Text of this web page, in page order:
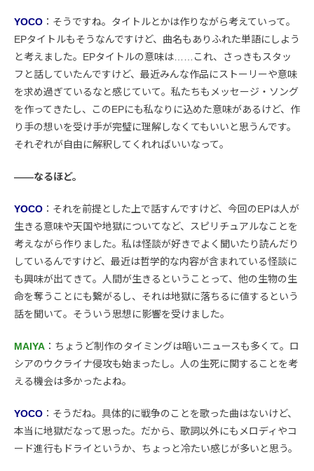
YOCO ：そうですね。タイトルとかは作りながら考えていって。
EPタイトルもそうなんですけど、曲名もありふれた単語にしよう
と考えました。EPタイトルの意味は……これ、さっきもスタッ
フと話していたんですけど、最近みんな作品にストーリーや意味
を求め過ぎているなと感じていて。私たちもメッセージ・ソング
を作ってきたし、このEPにも私なりに込めた意味があるけど、作
り手の想いを受け手が完璧に理解しなくてもいいと思うんです。
それぞれが自由に解釈してくれればいいなって。
――なるほど。
YOCO ：それを前提とした上で話すんですけど、今回のEPは人が
生きる意味や天国や地獄についてなど、スピリチュアルなことを
考えながら作りました。私は怪談が好きでよく聞いたり読んだり
しているんですけど、最近は哲学的な内容が含まれている怪談に
も興味が出てきて。人間が生きるということって、他の生物の生
命を奪うことにも繋がるし、それは地獄に落ちるに値するという
話を聞いて。そういう思想に影響を受けました。
MAIYA ：ちょうど制作のタイミングは暗いニュースも多くて。ロ
シアのウクライナ侵攻も始まったし。人の生死に関することを考
える機会は多かったよね。
YOCO ：そうだね。具体的に戦争のことを歌った曲はないけど、
本当に地獄だなって思った。だから、歌詞以外にもメロディやコ
ード進行もドライというか、ちょっと冷たい感じが多いと思う。